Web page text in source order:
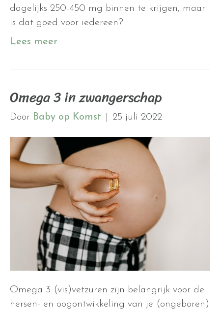
dagelijks 250-450 mg binnen te krijgen, maar
is dat goed voor iedereen?
Lees meer
Omega 3 in zwangerschap
Door Baby op Komst 25 juli 2022
Omega 3 (vis)vetzuren zijn belangrijk voor de
hersen- en oogontwikkeling van je (ongeboren)